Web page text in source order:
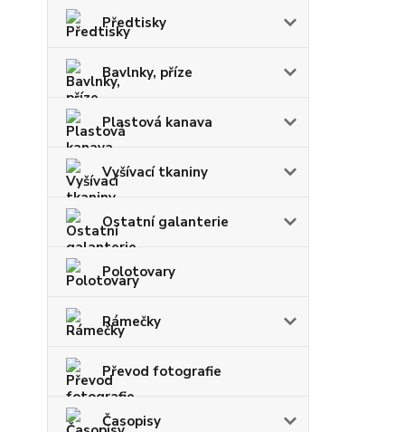
Předtisky
Bavlnky, příze
Plastová kanava
Vyšívací tkaniny
Ostatní galanterie
Polotovary
Rámečky
Převod fotografie
Časopisy